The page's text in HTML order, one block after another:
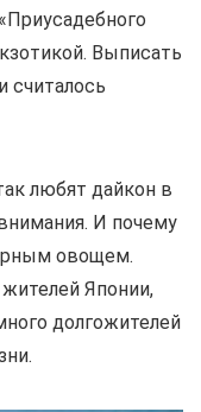
Выписать
считалось
любят дайкон в
И почему
овощем.
Японии,
долгожителей